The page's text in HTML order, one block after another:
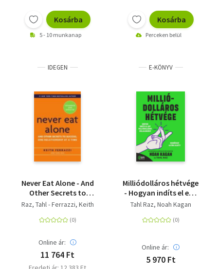
Kosárba
5 - 10 munkanap
Kosárba
Perceken belül
IDEGEN
Never Eat Alone - And
Other Secrets to
Success, One
Raz, Tahl - Ferrazzi, Keith
Online ár:
11 764 Ft
E-KÖNYV
Milliódolláros hétvége
- Hogyan indíts el egy
milliódolláros
mindössze 48 óra
Tahl Raz Noah Kagan
Online ár:
5 970 Ft